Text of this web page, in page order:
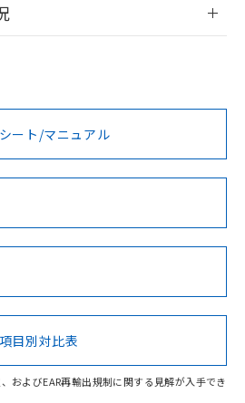
イン/会員登録
用いただく前に、以下を必ずお読
凡例
凡例
Cd Cr(VI)
式承認
ウェー
BV型式承認
（フランス
KR型式
（韓国
No No
製品の規格認証/適合状況ページへ
ちらのページからご検索ください
ート/マニュアル
目別対比表
およびEAR再輸出規制に関する見解が入手でき